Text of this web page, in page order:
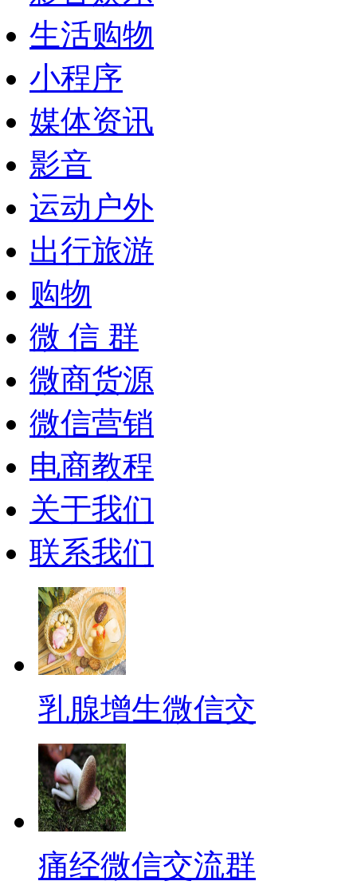
生活购物
小程序
媒体资讯
影音
运动户外
出行旅游
购物
微 信 群
微商货源
微信营销
电商教程
关于我们
联系我们
乳腺增生微信交
痛经微信交流群